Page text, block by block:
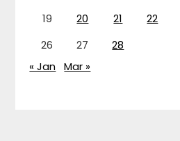
19
20 21 22
26
27
28
« Jan Mar »